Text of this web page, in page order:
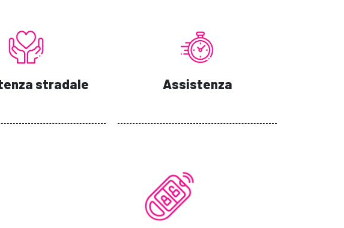
stradale Assistenza